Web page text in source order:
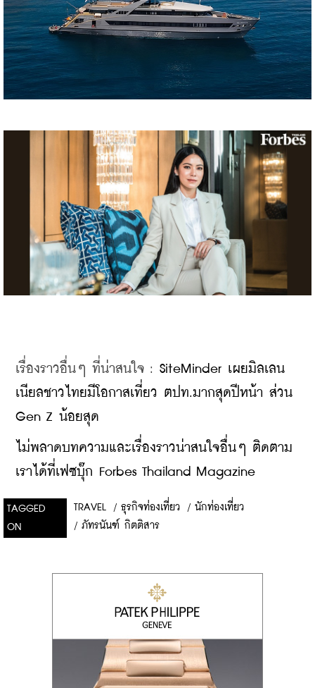
เรื่องราวอื่นๆ ที่น่าสนใจ : SiteMinder เผยมิลเลน
เนียลชาวไทยมีโอกาสเที่ยว ตปท.มากสุดปีหน้า ส่วน
Gen Z น้อยสุด
ไม่พลาดบทความและเรื่องราวน่าสนใจอื่นๆ ติดตาม
เราได้ที่เฟซบุ๊ก Forbes Thailand Magazine
TAGGED
ON
TRAVEL / ธุรกิจท่องเที่ยว / นักท่องเที่ยว
/ ภัทรนันฑ์ กิตติสาร